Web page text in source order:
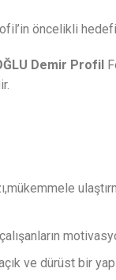
öncelikli
Demir Profil
ve dürüst bir